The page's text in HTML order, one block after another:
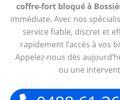
coffre-fort bloqué à
immédiate. Avec nos
service fiable, discret et
rapidement l’accès à vos
Appelez-nous dès
ou une